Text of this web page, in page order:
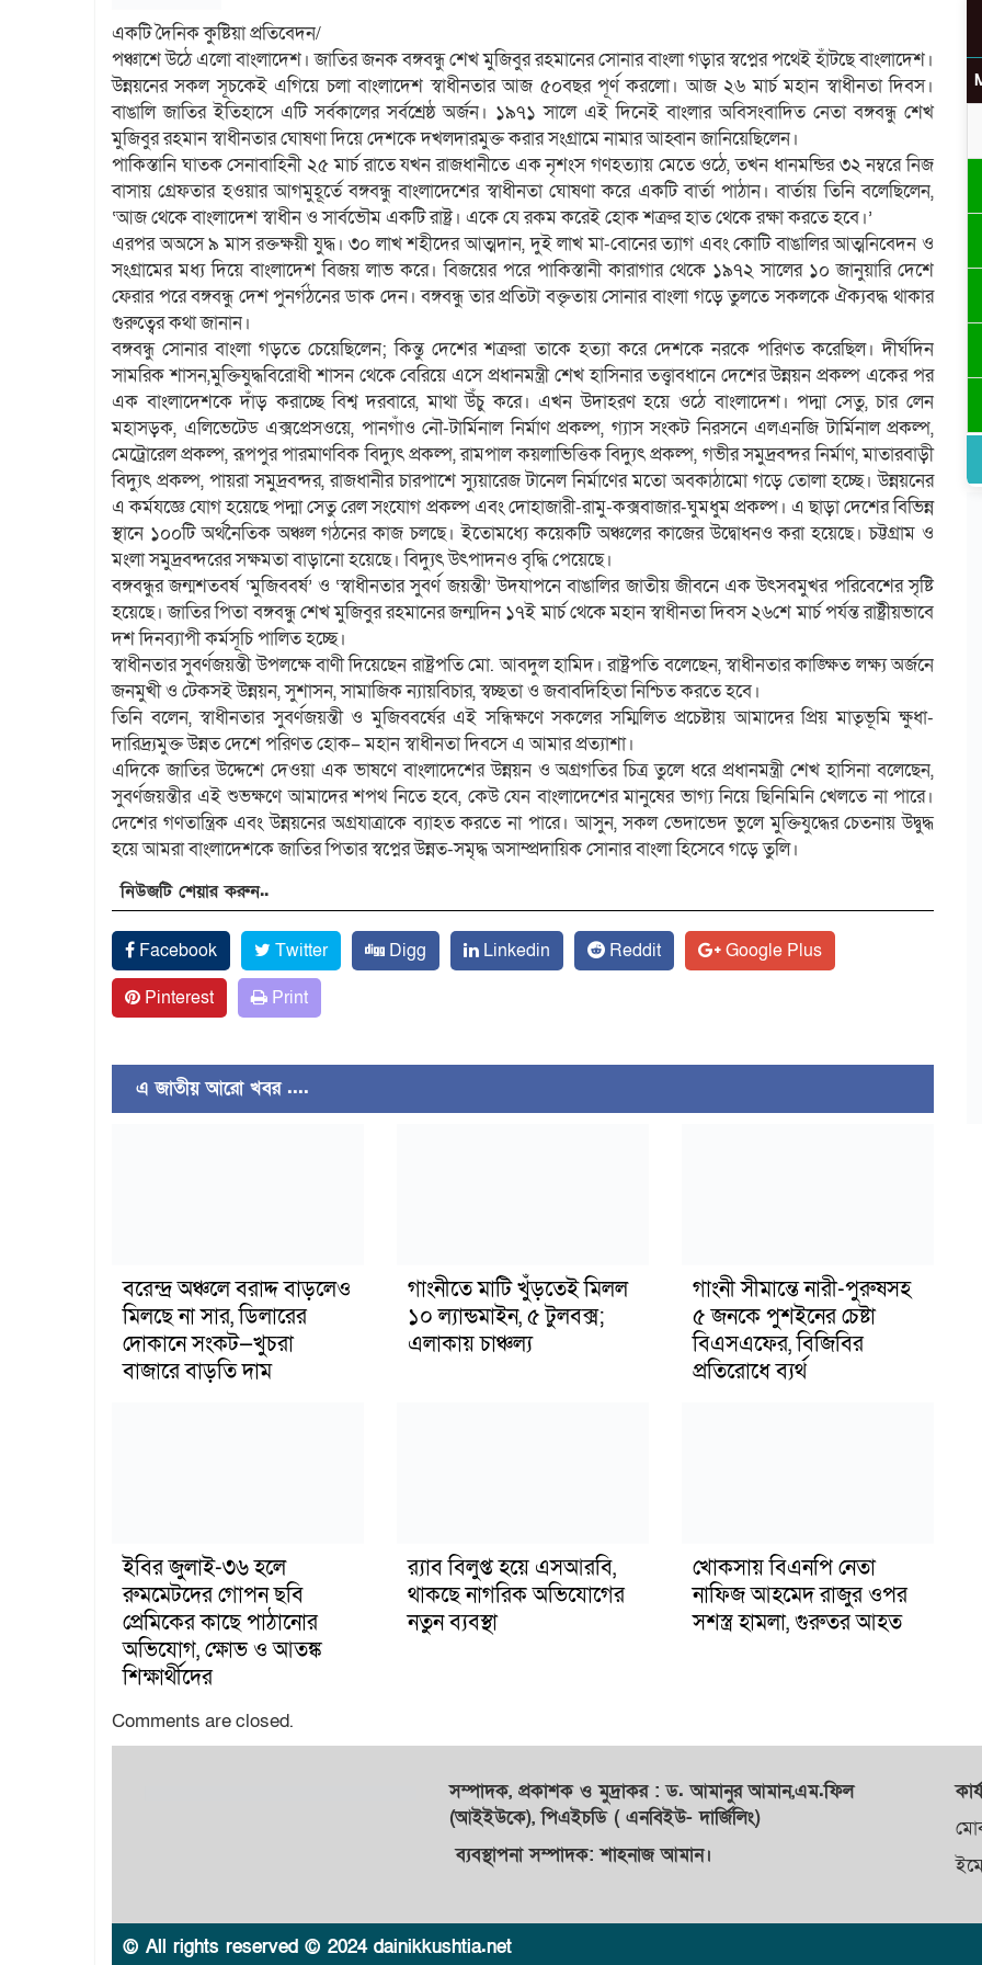
একটি দৈনিক কুষ্টিয়া প্রতিবেদন/
পঞ্চাশে উঠে এলো বাংলাদেশ। জাতির জনক বঙ্গবন্ধু শেখ মুজিবুর রহমানের সোনার বাংলা গড়ার স্বপ্নের পথেই হাঁটছে বাংলাদেশ।
উন্নয়নের সকল সূচকেই এগিয়ে চলা বাংলাদেশ স্বাধীনতার আজ ৫০বছর পূর্ণ করলো। আজ ২৬ মার্চ মহান স্বাধীনতা দিবস।
বাঙালি জাতির ইতিহাসে এটি সর্বকালের সর্বশ্রেষ্ঠ অর্জন। ১৯৭১ সালে এই দিনেই বাংলার অবিসংবাদিত নেতা বঙ্গবন্ধু শেখ
মুজিবুর রহমান স্বাধীনতার ঘোষণা দিয়ে দেশকে দখলদারমুক্ত করার সংগ্রামে নামার আহ্বান জানিয়েছিলেন।
পাকিস্তানি ঘাতক সেনাবাহিনী ২৫ মার্চ রাতে যখন রাজধানীতে এক নৃশংস গণহত্যায় মেতে ওঠে, তখন ধানমন্ডির ৩২ নম্বরে নিজ
বাসায় গ্রেফতার হওয়ার আগমুহূর্তে বঙ্গবন্ধু বাংলাদেশের স্বাধীনতা ঘোষণা করে একটি বার্তা পাঠান। বার্তায় তিনি বলেছিলেন,
‘আজ থেকে বাংলাদেশ স্বাধীন ও সার্বভৌম একটি রাষ্ট্র। একে যে রকম করেই হোক শত্রুর হাত থেকে রক্ষা করতে হবে।’
এরপর অঅসে ৯ মাস রক্তক্ষয়ী যুদ্ধ। ৩০ লাখ শহীদের আত্মদান, দুই লাখ মা-বোনের ত্যাগ এবং কোটি বাঙালির আত্মনিবেদন ও
সংগ্রামের মধ্য দিয়ে বাংলাদেশ বিজয় লাভ করে। বিজয়ের পরে পাকিস্তানী কারাগার থেকে ১৯৭২ সালের ১০ জানুয়ারি দেশে
ফেরার পরে বঙ্গবন্ধু দেশ পুনর্গঠনের ডাক দেন। বঙ্গবন্ধু তার প্রতিটা বক্তৃতায় সোনার বাংলা গড়ে তুলতে সকলকে ঐক্যবদ্ধ থাকার
গুরুত্বের কথা জানান।
বঙ্গবন্ধু সোনার বাংলা গড়তে চেয়েছিলেন; কিন্তু দেশের শত্রুরা তাকে হত্যা করে দেশকে নরকে পরিণত করেছিল। দীর্ঘদিন
সামরিক শাসন,মুক্তিযুদ্ধবিরোধী শাসন থেকে বেরিয়ে এসে প্রধানমন্ত্রী শেখ হাসিনার তত্ত্বাবধানে দেশের উন্নয়ন প্রকল্প একের পর
এক বাংলাদেশকে দাঁড় করাচ্ছে বিশ্ব দরবারে, মাথা উঁচু করে। এখন উদাহরণ হয়ে ওঠে বাংলাদেশ। পদ্মা সেতু, চার লেন
মহাসড়ক, এলিভেটেড এক্সপ্রেসওয়ে, পানগাঁও নৌ-টার্মিনাল নির্মাণ প্রকল্প, গ্যাস সংকট নিরসনে এলএনজি টার্মিনাল প্রকল্প,
মেট্রোরেল প্রকল্প, রূপপুর পারমাণবিক বিদ্যুৎ প্রকল্প, রামপাল কয়লাভিত্তিক বিদ্যুৎ প্রকল্প, গভীর সমুদ্রবন্দর নির্মাণ, মাতারবাড়ী
বিদ্যুৎ প্রকল্প, পায়রা সমুদ্রবন্দর, রাজধানীর চারপাশে স্যুয়ারেজ টানেল নির্মাণের মতো অবকাঠামো গড়ে তোলা হচ্ছে। উন্নয়নের
এ কর্মযজ্ঞে যোগ হয়েছে পদ্মা সেতু রেল সংযোগ প্রকল্প এবং দোহাজারী-রামু-কক্সবাজার-ঘুমধুম প্রকল্প। এ ছাড়া দেশের বিভিন্ন
স্থানে ১০০টি অর্থনৈতিক অঞ্চল গঠনের কাজ চলছে। ইতোমধ্যে কয়েকটি অঞ্চলের কাজের উদ্বোধনও করা হয়েছে। চট্টগ্রাম ও
মংলা সমুদ্রবন্দরের সক্ষমতা বাড়ানো হয়েছে। বিদ্যুৎ উৎপাদনও বৃদ্ধি পেয়েছে।
বঙ্গবন্ধুর জন্মশতবর্ষ ‘মুজিববর্ষ’ ও ‘স্বাধীনতার সুবর্ণ জয়ন্তী’ উদযাপনে বাঙালির জাতীয় জীবনে এক উৎসবমুখর পরিবেশের সৃষ্টি
হয়েছে। জাতির পিতা বঙ্গবন্ধু শেখ মুজিবুর রহমানের জন্মদিন ১৭ই মার্চ থেকে মহান স্বাধীনতা দিবস ২৬শে মার্চ পর্যন্ত রাষ্ট্রীয়ভাবে
দশ দিনব্যাপী কর্মসূচি পালিত হচ্ছে।
স্বাধীনতার সুবর্ণজয়ন্তী উপলক্ষে বাণী দিয়েছেন রাষ্ট্রপতি মো. আবদুল হামিদ। রাষ্ট্রপতি বলেছেন, স্বাধীনতার কাঙ্ক্ষিত লক্ষ্য অর্জনে
জনমুখী ও টেকসই উন্নয়ন, সুশাসন, সামাজিক ন্যায়বিচার, স্বচ্ছতা ও জবাবদিহিতা নিশ্চিত করতে হবে।
তিনি বলেন, স্বাধীনতার সুবর্ণজয়ন্তী ও মুজিববর্ষের এই সন্ধিক্ষণে সকলের সম্মিলিত প্রচেষ্টায় আমাদের প্রিয় মাতৃভূমি ক্ষুধা-
দারিদ্র্যমুক্ত উন্নত দেশে পরিণত হোক– মহান স্বাধীনতা দিবসে এ আমার প্রত্যাশা।
এদিকে জাতির উদ্দেশে দেওয়া এক ভাষণে বাংলাদেশের উন্নয়ন ও অগ্রগতির চিত্র তুলে ধরে প্রধানমন্ত্রী শেখ হাসিনা বলেছেন,
সুবর্ণজয়ন্তীর এই শুভক্ষণে আমাদের শপথ নিতে হবে, কেউ যেন বাংলাদেশের মানুষের ভাগ্য নিয়ে ছিনিমিনি খেলতে না পারে।
দেশের গণতান্ত্রিক এবং উন্নয়নের অগ্রযাত্রাকে ব্যাহত করতে না পারে। আসুন, সকল ভেদাভেদ ভুলে মুক্তিযুদ্ধের চেতনায় উদ্বুদ্ধ
হয়ে আমরা বাংলাদেশকে জাতির পিতার স্বপ্নের উন্নত-সমৃদ্ধ অসাম্প্রদায়িক সোনার বাংলা হিসেবে গড়ে তুলি।
নিউজটি শেয়ার করুন..
Facebook Twitter Digg Linkedin Reddit
Google Plus
Pinterest
Print
এ জাতীয় আরো খবর ....
বরেন্দ্র অঞ্চলে বরাদ্দ বাড়লেও
মিলছে না সার, ডিলারের
দোকানে সংকট—খুচরা
বাজারে বাড়তি দাম
গাংনীতে মাটি খুঁড়তেই মিলল
১০ ল্যান্ডমাইন, ৫ টুলবক্স;
এলাকায় চাঞ্চল্য
গাংনী সীমান্তে নারী-পুরুষসহ
৫ জনকে পুশইনের চেষ্টা
বিএসএফের, বিজিবির
প্রতিরোধে ব্যর্থ
ইবির জুলাই-৩৬ হলে
রুমমেটদের গোপন ছবি
প্রেমিকের কাছে পাঠানোর
অভিযোগ, ক্ষোভ ও আতঙ্ক
শিক্ষার্থীদের
র‍্যাব বিলুপ্ত হয়ে এসআরবি,
থাকছে নাগরিক অভিযোগের
নতুন ব্যবস্থা
খোকসায় বিএনপি নেতা
নাফিজ আহমেদ রাজুর ওপর
সশস্ত্র হামলা, গুরুতর আহত
Comments are closed.
সম্পাদক, প্রকাশকওমুদ্রাকর: ড. আমানুর আমান,এম.ফিল
(আইইউকে), পিএইচডি ( এনবিইউ- দার্জিলিং)
ব্যবস্থাপনা সম্পাদক: শাহনাজ আমান।
© All rights reserved © 2024 dainikkushtia.net